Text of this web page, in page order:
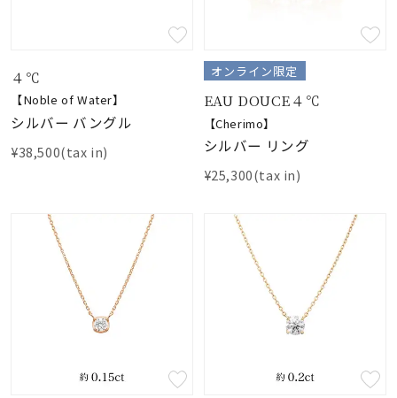
着用シーン
コレクション
レディース
リングサイズ
リングサイズ
４℃
【Noble of Water】
シルバー バングル
¥38,500(tax in)
オンライン限定
EAU DOUCE４℃
【Cherimo】
シルバー リング
¥25,300(tax in)